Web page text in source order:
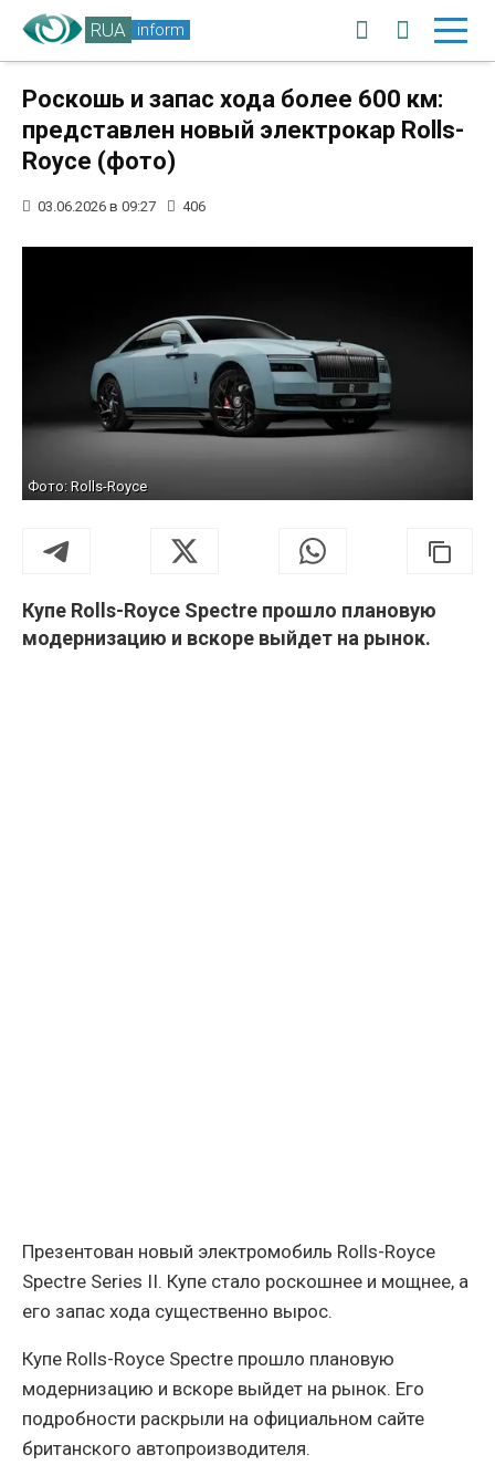
RUA inform
Роскошь и запас хода более 600 км:
представлен новый электрокар Rolls-
Royce (фото)
03.06.2026 в 09:27 406
Фото: Rolls-Royce
Купе Rolls-Royce Spectre прошло плановую
модернизацию и вскоре выйдет на рынок.
Презентован новый электромобиль Rolls-Royce
Spectre Series II. Купе стало роскошнее и мощнее, а
его запас хода существенно вырос.
Купе Rolls-Royce Spectre прошло плановую
модернизацию и вскоре выйдет на рынок. Его
подробности раскрыли на официальном сайте
британского автопроизводителя.